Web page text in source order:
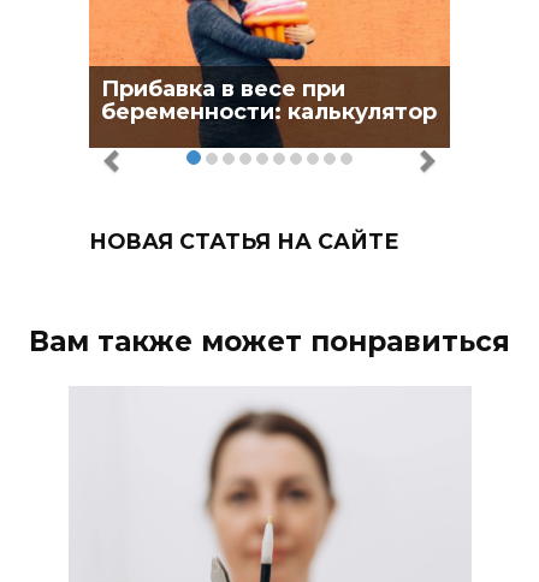
Прибавка в весе при
беременности: калькулятор
НОВАЯ СТАТЬЯ НА САЙТЕ
Вам также может понравиться